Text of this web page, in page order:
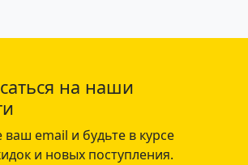
на наши
ваш email и будьте в курсе
и новых поступления.